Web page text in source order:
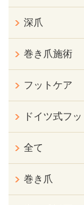
深爪
巻き爪施術
フットケア
ドイツ式フ
全て
巻き爪